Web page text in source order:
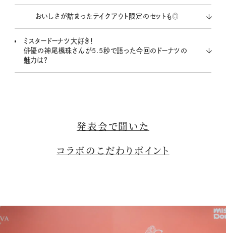
おいしさが詰まったテイクアウト限定のセットも◎
ミスタードーナツ大好き！
俳優の神尾楓珠さんが5.5秒で語った今回のドーナツの
魅力は？
発表会で聞いた
コラボのこだわりポイント